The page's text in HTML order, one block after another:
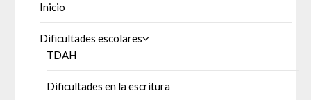
Inicio
Dificultades escolares
TDAH
Dificultades en la escritura